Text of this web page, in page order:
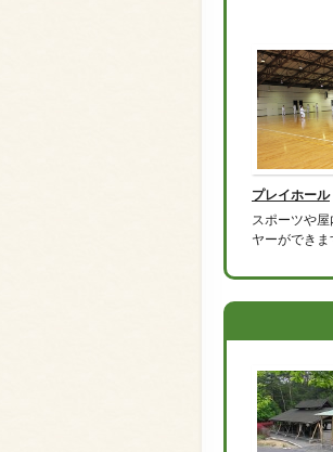
プレイホール
スポーツや
ヤーができま